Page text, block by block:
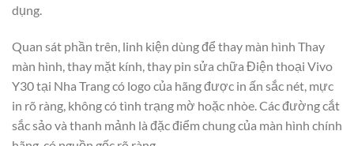
dụng.
Quan sát phần trên, linh kiện dùng để thay màn hình Thay
màn hình, thay mặt kính, thay pin sửa chữa Điện thoại Vivo
Y30 tại Nha Trang có logo của hãng được in ấn sắc nét, mực
in rõ ràng, không có tình trạng mờ hoặc nhòe. Các đường cắt
sắc sảo và thanh mảnh là đặc điểm chung của màn hình chính